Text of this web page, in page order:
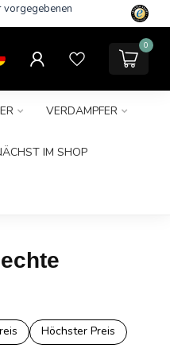
vorgegebenen
0
VERDAMPFER
IM SHOP
Höchster Preis